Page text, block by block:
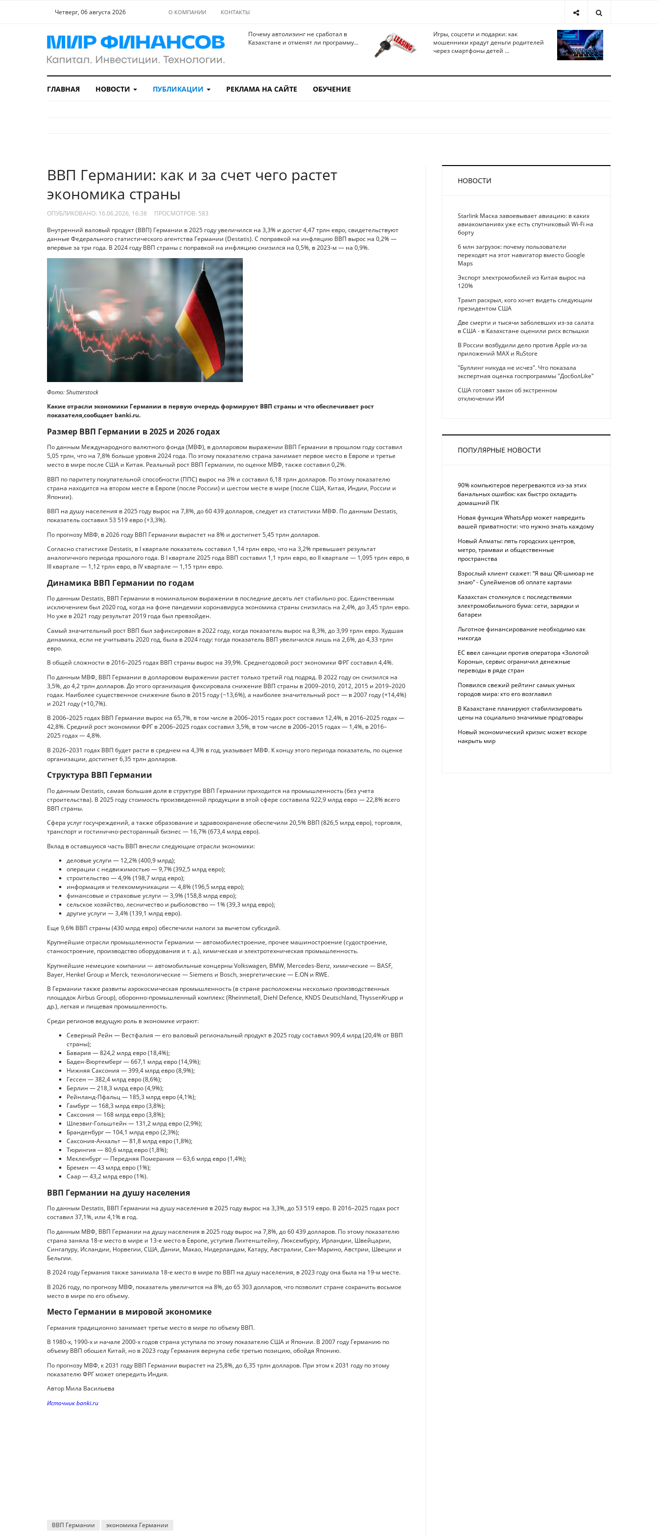
Четверг, 06 августа 2026 О КОМПАНИИ КОНТАКТЫ
Почему автолизинг не сработал в
Казахстане и отменят ли программу...
Игры, соцсети и подарки: как
мошенники крадут деньги родителей
через смартфоны детей ...
ГЛАВНАЯ НОВОСТИ ПУБЛИКАЦИИ РЕКЛАМА НА САЙТЕ ОБУЧЕНИЕ
ВВП Германии: как и за счет чего растет
экономика страны
ОПУБЛИКОВАНО: 16.06.2026, 16:38 ПРОСМОТРОВ: 583
Внутренний валовый продукт (ВВП) Германии в 2025 году увеличился на 3,3% и достиг 4,47 трлн евро, свидетельствуют
данные Федерального статистического агентства Германии (Destatis). С поправкой на инфляцию ВВП вырос на 0,2% —
впервые за три года. В 2024 году ВВП страны с поправкой на инфляцию снизился на 0,5%, в 2023-м — на 0,9%.
Фото: Shutterstock
Какие отрасли экономики Германии в первую очередь формируют ВВП страны и что обеспечивает рост
показателя,сообщает banki.ru.
Размер ВВП Германии в 2025 и 2026 годах
По данным Международного валютного фонда (МВФ), в долларовом выражении ВВП Германии в прошлом году составил
5,05 трлн, что на 7,8% больше уровня 2024 года. По этому показателю страна занимает первое место в Европе и третье
место в мире после США и Китая. Реальный рост ВВП Германии, по оценке МВФ, также составил 0,2%.
ВВП по паритету покупательной способности (ППС) вырос на 3% и составил 6,18 трлн долларов. По этому показателю
страна находится на втором месте в Европе (после России) и шестом месте в мире (после США, Китая, Индии, России и
Японии).
ВВП на душу населения в 2025 году вырос на 7,8%, до 60 439 долларов, следует из статистики МВФ. По данным Destatis,
показатель составил 53 519 евро (+3,3%).
По прогнозу МВФ, в 2026 году ВВП Германии вырастет на 8% и достигнет 5,45 трлн долларов.
Согласно статистике Destatis, в I квартале показатель составил 1,14 трлн евро, что на 3,2% превышает результат
аналогичного периода прошлого года. В I квартале 2025 года ВВП составил 1,1 трлн евро, во II квартале — 1,095 трлн евро, в
III квартале — 1,12 трлн евро, в IV квартале — 1,15 трлн евро.
Динамика ВВП Германии по годам
По данным Destatis, ВВП Германии в номинальном выражении в последние десять лет стабильно рос. Единственным
исключением был 2020 год, когда на фоне пандемии коронавируса экономика страны снизилась на 2,4%, до 3,45 трлн евро.
Но уже в 2021 году результат 2019 года был превзойден.
Самый значительный рост ВВП был зафиксирован в 2022 году, когда показатель вырос на 8,3%, до 3,99 трлн евро. Худшая
динамика, если не учитывать 2020 год, была в 2024 году: тогда показатель ВВП увеличился лишь на 2,6%, до 4,33 трлн
евро.
В общей сложности в 2016–2025 годах ВВП страны вырос на 39,9%. Среднегодовой рост экономики ФРГ составил 4,4%.
По данным МВФ, ВВП Германии в долларовом выражении растет только третий год подряд. В 2022 году он снизился на
3,5%, до 4,2 трлн долларов. До этого организация фиксировала снижение ВВП страны в 2009–2010, 2012, 2015 и 2019–2020
годах. Наиболее существенное снижение было в 2015 году (−13,6%), а наиболее значительный рост — в 2007 году (+14,4%)
и 2021 году (+10,7%).
В 2006–2025 годах ВВП Германии вырос на 65,7%, в том числе в 2006–2015 годах рост составил 12,4%, в 2016–2025 годах —
42,8%. Средний рост экономики ФРГ в 2006–2025 годах составил 3,5%, в том числе в 2006–2015 годах — 1,4%, в 2016–
2025 годах — 4,8%.
В 2026–2031 годах ВВП будет расти в среднем на 4,3% в год, указывает МВФ. К концу этого периода показатель, по оценке
организации, достигнет 6,35 трлн долларов.
Структура ВВП Германии
По данным Destatis, самая большая доля в структуре ВВП Германии приходится на промышленность (без учета
строительства). В 2025 году стоимость произведенной продукции в этой сфере составила 922,9 млрд евро — 22,8% всего
ВВП страны.
Сфера услуг госучреждений, а также образование и здравоохранение обеспечили 20,5% ВВП (826,5 млрд евро), торговля,
транспорт и гостинично-ресторанный бизнес — 16,7% (673,4 млрд евро).
Вклад в оставшуюся часть ВВП внесли следующие отрасли экономики:
деловые услуги — 12,2% (400,9 млрд);
операции с недвижимостью — 9,7% (392,5 млрд евро);
строительство — 4,9% (198,7 млрд евро);
информация и телекоммуникации — 4,8% (196,5 млрд евро);
финансовые и страховые услуги — 3,9% (158,8 млрд евро);
сельское хозяйство, лесничество и рыболовство — 1% (39,3 млрд евро);
другие услуги — 3,4% (139,1 млрд евро).
Еще 9,6% ВВП страны (430 млрд евро) обеспечили налоги за вычетом субсидий.
Крупнейшие отрасли промышленности Германии — автомобилестроение, прочее машиностроение (судостроение,
станкостроение, производство оборудования и т. д.), химическая и электротехническая промышленность.
Крупнейшие немецкие компании — автомобильные концерны Volkswagen, BMW, Mercedes-Benz, химические — BASF,
Bayer, Henkel Group и Merck, технологические — Siemens и Bosch, энергетические — E.ON и RWE.
В Германии также развиты аэрокосмическая промышленность (в стране расположены несколько производственных
площадок Airbus Group), оборонно-промышленный комплекс (Rheinmetall, Diehl Defence, KNDS Deutschland, ThyssenKrupp и
др.), легкая и пищевая промышленность.
Среди регионов ведущую роль в экономике играют:
Северный Рейн — Вестфалия — его валовый региональный продукт в 2025 году составил 909,4 млрд (20,4% от ВВП
страны);
Бавария — 824,2 млрд евро (18,4%);
Баден-Вюртемберг — 667,1 млрд евро (14,9%);
Нижняя Саксония — 399,4 млрд евро (8,9%);
Гессен — 382,4 млрд евро (8,6%);
Берлин — 218,3 млрд евро (4,9%);
Рейнланд-Пфальц — 185,3 млрд евро (4,1%);
Гамбург — 168,3 млрд евро (3,8%);
Саксония — 168 млрд евро (3,8%);
Шлезвиг-Гольштейн — 131,2 млрд евро (2,9%);
Бранденбург — 104,1 млрд евро (2,3%);
Саксония-Анхальт — 81,8 млрд евро (1,8%);
Тюрингия — 80,6 млрд евро (1,8%);
Мекленбург — Передняя Померания — 63,6 млрд евро (1,4%);
Бремен — 43 млрд евро (1%);
Саар — 43,2 млрд евро (1%).
ВВП Германии на душу населения
По данным Destatis, ВВП Германии на душу населения в 2025 году вырос на 3,3%, до 53 519 евро. В 2016–2025 годах рост
составил 37,1%, или 4,1% в год.
По данным МВФ, ВВП Германии на душу населения в 2025 году вырос на 7,8%, до 60 439 долларов. По этому показателю
страна заняла 18-е место в мире и 13-е место в Европе, уступив Лихтенштейну, Люксембургу, Ирландии, Швейцарии,
Сингапуру, Исландии, Норвегии, США, Дании, Макао, Нидерландам, Катару, Австралии, Сан-Марино, Австрии, Швеции и
Бельгии.
В 2024 году Германия также занимала 18-е место в мире по ВВП на душу населения, в 2023 году она была на 19-м месте.
В 2026 году, по прогнозу МВФ, показатель увеличится на 8%, до 65 303 долларов, что позволит стране сохранить восьмое
место в мире по его объему.
Место Германии в мировой экономике
Германия традиционно занимает третье место в мире по объему ВВП.
В 1980-х, 1990-х и начале 2000-х годов страна уступала по этому показателю США и Японии. В 2007 году Германию по
объему ВВП обошел Китай, но в 2023 году Германия вернула себе третью позицию, обойдя Японию.
По прогнозу МВФ, к 2031 году ВВП Германии вырастет на 25,8%, до 6,35 трлн долларов. При этом к 2031 году по этому
показателю ФРГ может опередить Индия.
Автор Мила Васильева
Источник banki.ru
ВВП Германии экономика Германии
НОВОСТИ
Starlink Маска завоевывает авиацию: в каких
авиакомпаниях уже есть спутниковый Wi-Fi на
борту
6 млн загрузок: почему пользователи
переходят на этот навигатор вместо Google
Maps
Экспорт электромобилей из Китая вырос на
120%
Трамп раскрыл, кого хочет видеть следующим
президентом США
Две смерти и тысячи заболевших из-за салата
в США - в Казахстане оценили риск вспышки
В России возбудили дело против Apple из-за
приложений MAX и RuStore
"Буллинг никуда не исчез". Что показала
экспертная оценка госпрограммы "ДосболLike"
США готовят закон об экстренном
отключении ИИ
ПОПУЛЯРНЫЕ НОВОСТИ
90% компьютеров перегреваются из-за этих
банальных ошибок: как быстро охладить
домашний ПК
Новая функция WhatsApp может навредить
вашей приватности: что нужно знать каждому
Новый Алматы: пять городских центров,
метро, трамваи и общественные
пространства
Взрослый клиент скажет: “Я ваш QR-шмюар не
знаю“ - Сулейменов об оплате картами
Казахстан столкнулся с последствиями
электромобильного бума: сети, зарядки и
батареи
Льготное финансирование необходимо как
никогда
ЕС ввел санкции против оператора «Золотой
Короны», сервис ограничил денежные
переводы в ряде стран
Появился свежий рейтинг самых умных
городов мира: кто его возглавил
В Казахстане планируют стабилизировать
цены на социально значимые продтовары
Новый экономический кризис может вскоре
накрыть мир